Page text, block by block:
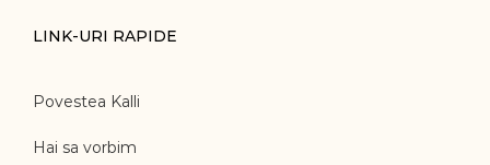
LINK-URI RAPIDE
Povestea Kalli
Hai sa vorbim